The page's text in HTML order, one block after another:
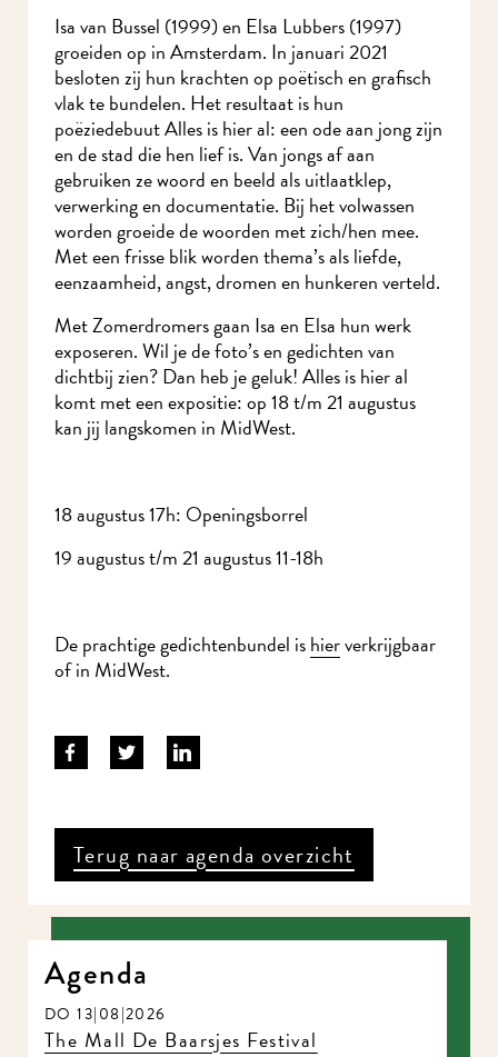
Isa van Bussel (1999) en Elsa Lubbers (1997)
groeiden op in Amsterdam. In januari 2021
besloten zij hun krachten op poëtisch en grafisch
vlak te bundelen. Het resultaat is hun
poëziedebuut Alles is hier al: een ode aan jong zijn
en de stad die hen lief is. Van jongs af aan
gebruiken ze woord en beeld als uitlaatklep,
verwerking en documentatie. Bij het volwassen
worden groeide de woorden met zich/hen mee.
Met een frisse blik worden thema’s als liefde,
eenzaamheid, angst, dromen en hunkeren verteld.
Met Zomerdromers gaan Isa en Elsa hun werk
exposeren. Wil je de foto’s en gedichten van
dichtbij zien? Dan heb je geluk! Alles is hier al
komt met een expositie: op 18 t/m 21 augustus
kan jij langskomen in MidWest.
18 augustus 17h: Openingsborrel
19 augustus t/m 21 augustus 11-18h
De prachtige gedichtenbundel ishierverkrijgbaar
of in MidWest.
Terug naar agenda overzicht
Agenda
DO 13|08|2026
The Mall De Baarsjes Festival